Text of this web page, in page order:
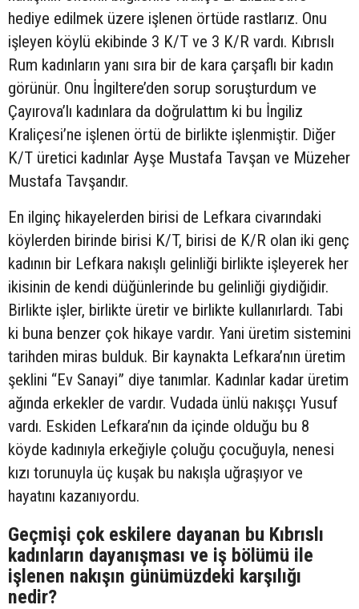
hediye edilmek üzere işlenen örtüde rastlarız. Onu
işleyen köylü ekibinde 3 K/T ve 3 K/R vardı. Kıbrıslı
Rum kadınların yanı sıra bir de kara çarşaflı bir kadın
görünür. Onu İngiltere’den sorup soruşturdum ve
Çayırova’lı kadınlara da doğrulattım ki bu İngiliz
Kraliçesi’ne işlenen örtü de birlikte işlenmiştir. Diğer
K/T üretici kadınlar Ayşe Mustafa Tavşan ve Müzeher
Mustafa Tavşandır.
En ilginç hikayelerden birisi de Lefkara civarındaki
köylerden birinde birisi K/T, birisi de K/R olan iki genç
kadının bir Lefkara nakışlı gelinliği birlikte işleyerek her
ikisinin de kendi düğünlerinde bu gelinliği giydiğidir.
Birlikte işler, birlikte üretir ve birlikte kullanırlardı. Tabi
ki buna benzer çok hikaye vardır. Yani üretim sistemini
tarihden miras bulduk. Bir kaynakta Lefkara’nın üretim
şeklini “Ev Sanayi” diye tanımlar. Kadınlar kadar üretim
ağında erkekler de vardır. Vudada ünlü nakışçı Yusuf
vardı. Eskiden Lefkara’nın da içinde olduğu bu 8
köyde kadınıyla erkeğiyle çoluğu çocuğuyla, nenesi
kızı torunuyla üç kuşak bu nakışla uğraşıyor ve
hayatını kazanıyordu.
Geçmişi çok eskilere dayanan bu Kıbrıslı
kadınların dayanışması ve iş bölümü ile
işlenen nakışın günümüzdeki karşılığı
nedir?